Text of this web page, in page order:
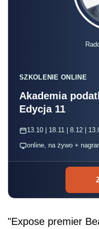
SZKOLENIE ONLINE
Akademia
Edycja 11
13.10 | 18.11 | 8.12 |
online, na żywo +
"Expose premier